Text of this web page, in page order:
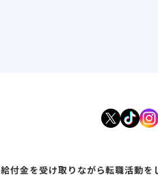
給付金を受け取りながら転職活動を